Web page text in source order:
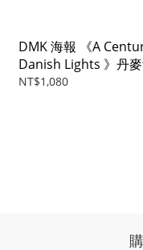
DMK 海報 《A
Danish Lights 》丹麥
紀設計經典燈具海報
NT$1,080